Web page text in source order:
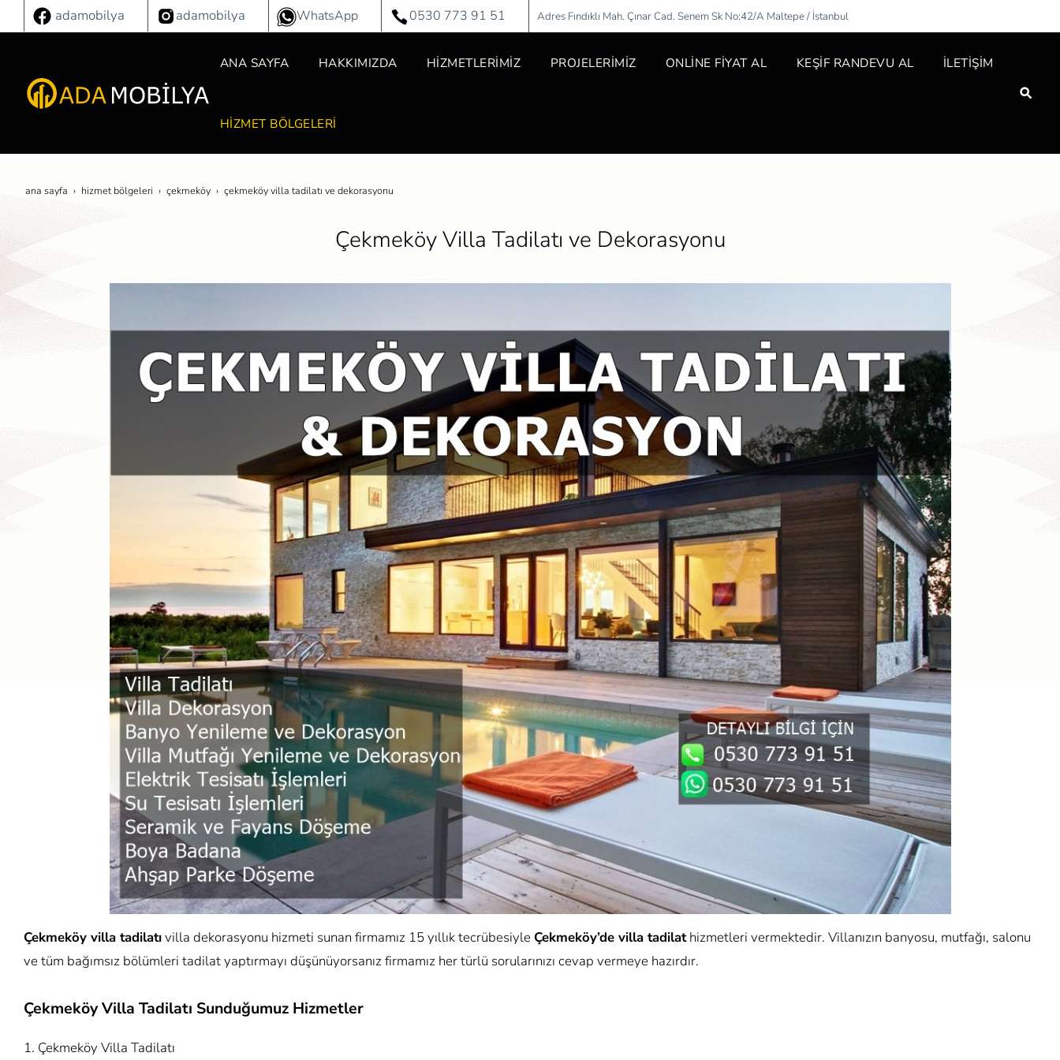
adamobilya adamobilya WhatsApp 0530 773 91 51 Adres Fındıklı Mah. Çınar Cad. Senem Sk No:42/A Maltepe / İstanbul
ANA SAYFA HAKKIMIZDA HİZMETLERİMİZ PROJELERİMİZ ONLİNE FİYAT AL KEŞİF RANDEVU AL İLETİŞİM
HİZMET BÖLGELERİ
ana sayfa hi̇zmet bölgeleri̇ çekmeköy çekmeköy villa tadilatı ve dekorasyonu
Çekmeköy Villa Tadilatı ve Dekorasyonu
Çekmeköy villa tadilatıvilla dekorasyonu hizmeti sunan firmamız 15 yıllık tecrübesiyle Çekmeköy’de villa tadilathizmetleri vermektedir. Villanızın banyosu, mutfağı, salonu
ve tüm bağımsız bölümleri tadilat yaptırmayı düşünüyorsanız firmamız her türlü sorularınızı cevap vermeye hazırdır.
Çekmeköy Villa Tadilatı Sunduğumuz Hizmetler
Çekmeköy Villa Tadilatı